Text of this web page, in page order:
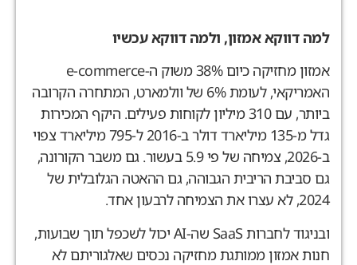
דווקא אמזון, ולמה דווקא עכשיו
אמזון מחזיקה כיום 38% משוק ה-e-commerce
האמריקאי, לעומת 6% של וולמארט, המתחרה הקרובה
ביותר, עם 310 מיליון לקוחות פעילים. היקף המכירות
גדל מ-135 מיליארד דולר ב-2016 ל-795 מיליארד צפוי
ב-2026, צמיחה של פי 5.9 בעשור. גם משבר הקורונה,
סביבת הריבית הגבוהה, גם ההאטה הגלובלית של
עצרו את הצמיחה לרבעון אחד.
ובניגוד לחברות SaaS שה-AI יכול לשכפל תוך שבועות,
אמזון ממותגת מחזיקה נכסים שאלגוריתם לא